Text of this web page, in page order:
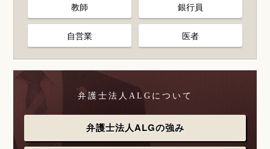
教師 銀行員
自営業 医者
弁護士法人ALGについて
弁護士法人ALGの強み